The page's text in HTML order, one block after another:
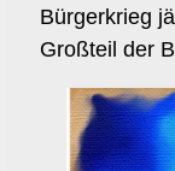
Bürgerkrieg
Großteil der